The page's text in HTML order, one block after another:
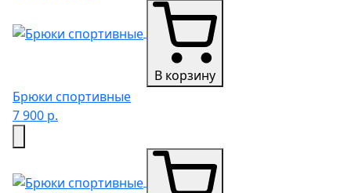
В корзину
Брюки спортивные
7 900 р.